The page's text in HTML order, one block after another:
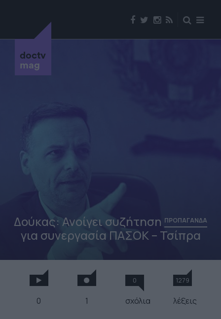
doctv
mag
Δούκας: Ανοίγει συζήτηση ΠΡΟΠΑΓΑΝΔΑ
για συνεργασία ΠΑΣΟΚ – Τσίπρα
0 1
0
σχόλια
1279
λέξεις